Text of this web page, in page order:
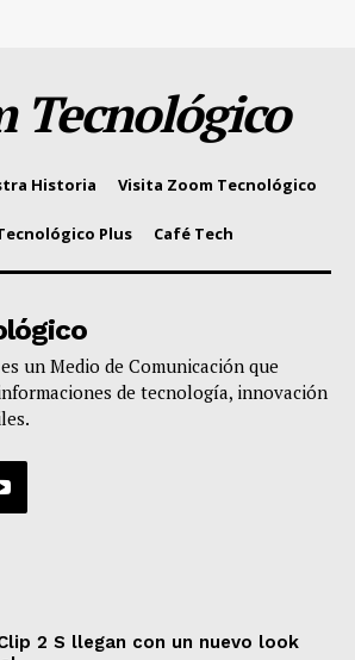
Tecnológico
Historia Visita Zoom Tecnológico
Plus Café Tech
un Medio de Comunicación que
de tecnología, innovación
2 S llegan con un nuevo look